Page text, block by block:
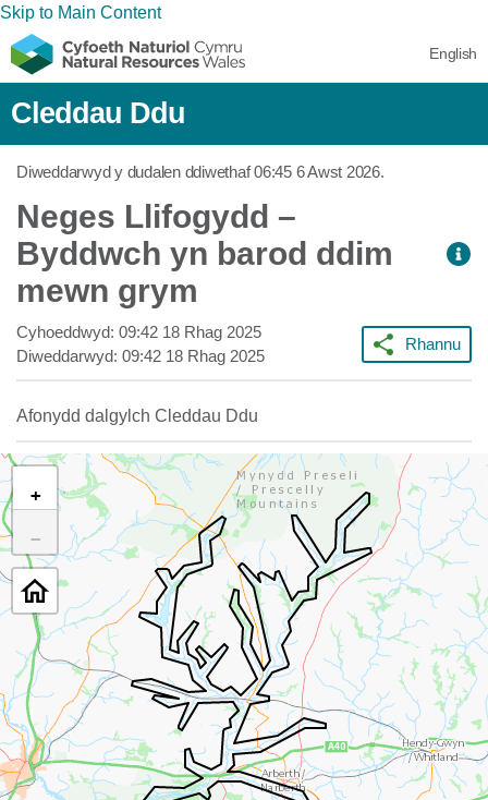
Skip to Main Content
English
Cleddau Ddu
Diweddarwyd y dudalen ddiwethaf06:45 6 Awst 2026.
Neges Llifogydd –
Byddwch yn barod ddim
mewn grym
Cyhoeddwyd: 09:42 18 Rhag 2025
Diweddarwyd: 09:42 18 Rhag 2025
Rhannu
Afonydd dalgylch Cleddau Ddu
+
−